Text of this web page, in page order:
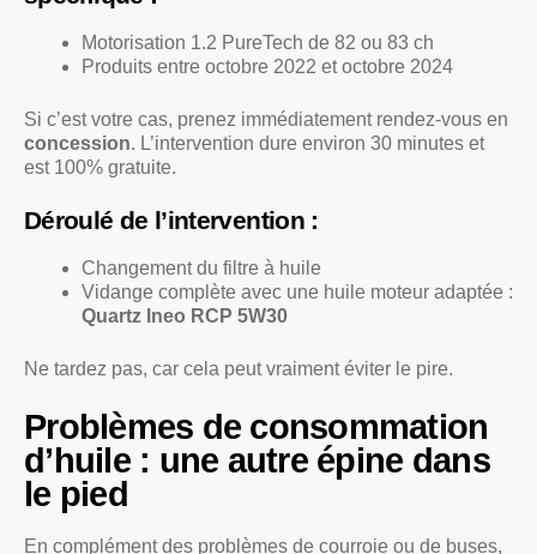
Motorisation 1.2 PureTech de 82 ou 83 ch
Produits entre octobre 2022 et octobre 2024
Si c’est votre cas, prenez immédiatement rendez-vous en
concession. L’intervention dure environ 30 minutes et
est 100% gratuite.
Déroulé de l’intervention :
Changement du filtre à huile
Vidange complète avec une huile moteur adaptée :
Quartz Ineo RCP 5W30
Ne tardez pas, car cela peut vraiment éviter le pire.
Problèmes de consommation
d’huile : une autre épine dans
le pied
En complément des problèmes de courroie ou de buses,